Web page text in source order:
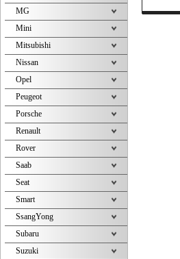
MG
Mini
Mitsubishi
Nissan
Opel
Peugeot
Porsche
Renault
Rover
Saab
Seat
Smart
SsangYong
Subaru
Suzuki